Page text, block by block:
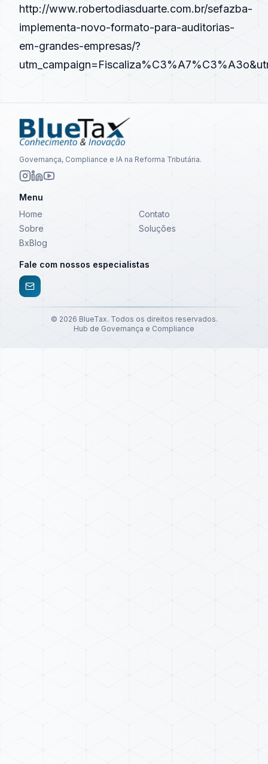
http://www.robertodiasduarte.com.br/sefazba-
implementa-novo-formato-para-auditorias-
em-grandes-empresas/?
Governança, Compliance e IA na Reforma Tributária.
Menu
Home
Contato
Sobre
Soluções
BxBlog
Fale com nossos especialistas
© 2026 BlueTax. Todos os direitos reservados.
Hub de Governança e Compliance